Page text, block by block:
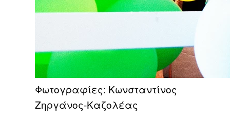
Φωτογραφίες: Κωνσταντίνος
Ζηργάνος-Καζολέας